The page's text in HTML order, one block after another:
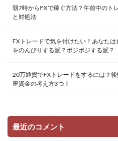
朝7時からFXで稼ぐ方法？午前中のト
と対処法
FXトレードで気を付けたい！あなた
をのんびりする派？ポジポジする派？
20万通貨でFXトレードをするには？
座資金の考え方3つ！
最近のコメント